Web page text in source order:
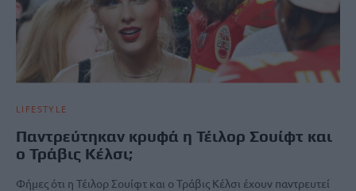
LIFESTYLE
Παντρεύτηκαν κρυφά η Τέιλορ Σουίφτ και
ο Τράβις Κέλσι;
Φήμες ότι η Τέιλορ Σουίφτ και ο Τράβις Κέλσι έχουν παντρευτεί